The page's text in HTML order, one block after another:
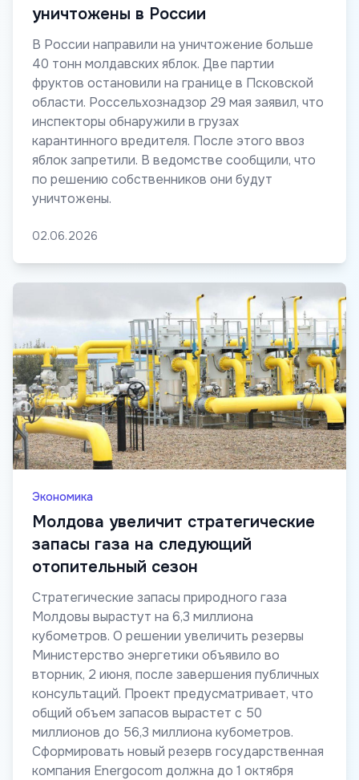
уничтожены в России
В России направили на уничтожение больше
40 тонн молдавских яблок. Две партии
фруктов остановили на границе в Псковской
области. Россельхознадзор 29 мая заявил, что
инспекторы обнаружили в грузах
карантинного вредителя. После этого ввоз
яблок запретили. В ведомстве сообщили, что
по решению собственников они будут
уничтожены.
02.06.2026
Экономика
Молдова увеличит стратегические
запасы газа на следующий
отопительный сезон
Стратегические запасы природного газа
Молдовы вырастут на 6,3 миллиона
кубометров. О решении увеличить резервы
Министерство энергетики объявило во
вторник, 2 июня, после завершения публичных
консультаций. Проект предусматривает, что
общий объем запасов вырастет с 50
миллионов до 56,3 миллиона кубометров.
Сформировать новый резерв государственная
компания Energocom должна до 1 октября